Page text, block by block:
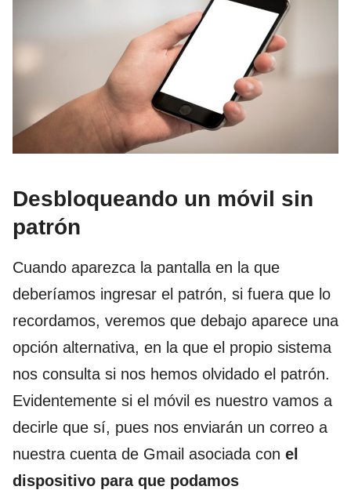
Desbloqueando un móvil sin
patrón
Cuando aparezca la pantalla en la que
deberíamos ingresar el patrón, si fuera que lo
recordamos, veremos que debajo aparece una
opción alternativa, en la que el propio sistema
nos consulta si nos hemos olvidado el patrón.
Evidentemente si el móvil es nuestro vamos a
decirle que sí, pues nos enviarán un correo a
nuestra cuenta de Gmail asociada con el
dispositivo para que podamos